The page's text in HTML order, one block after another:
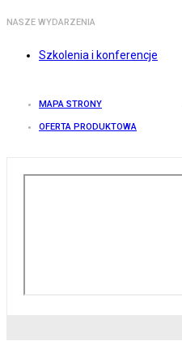
NASZE WYDARZENIA
Szkolenia i konferencje
MAPA STRONY
OFERTA PRODUKTOWA